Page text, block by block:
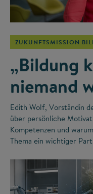
ZUKUNFTSMISSION
„Bildung
niemand
Edith Wolf, Vorständin
über persönliche
Kompetenzen und
Thema ein wichtiger